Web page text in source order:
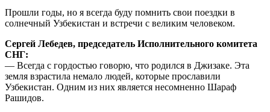
Прошли годы, но я всегда буду помнить свои поездки в
солнечный Узбекистан и встречи с великим человеком.
Сергей Лебедев, председатель Исполнительного комитета
СНГ:
— Всегда с гордостью говорю, что родился в Джизаке. Эта
земля взрастила немало людей, которые прославили
Узбекистан. Одним из них является несомненно Шараф
Рашидов.